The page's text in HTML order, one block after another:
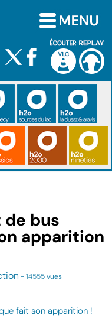
de bus
apparition
- 14555 vues